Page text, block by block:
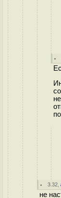
3.32 ,
не